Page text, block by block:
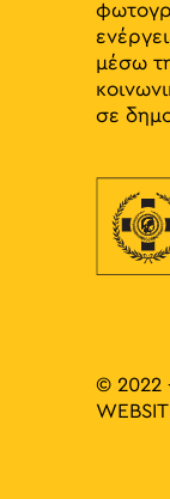
μέσω
σε
© 2022